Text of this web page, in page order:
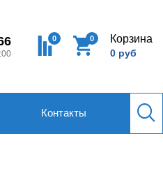
0 0 Корзина
0 руб
Контакты